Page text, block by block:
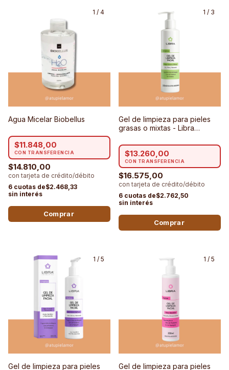
1 / 4
Agua Micelar Biobellus
$14.810,00
$2.468,33
$11.848,00
1 / 3
Gel de limpieza para pieles
grasas o mixtas - Libra
$16.575,00
$2.762,50
$13.260,00
1 / 5
Gel de limpieza para pieles
1 / 5
Gel de limpieza para pieles